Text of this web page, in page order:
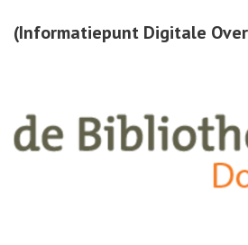
(Informatiepunt Digitale